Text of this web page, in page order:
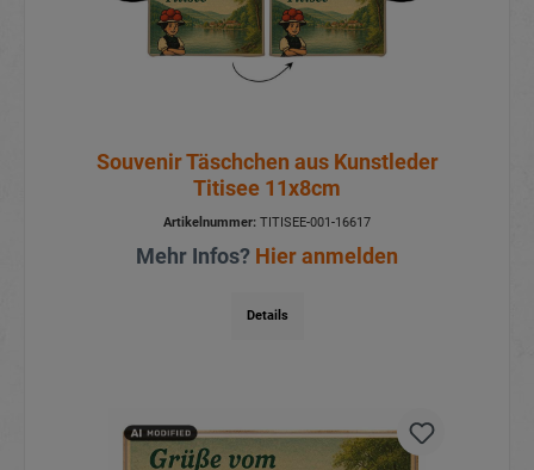
Souvenir Täschchen aus Kunstleder
Titisee 11x8cm
Artikelnummer: TITISEE-001-16617
Mehr Infos? Hier anmelden
Details